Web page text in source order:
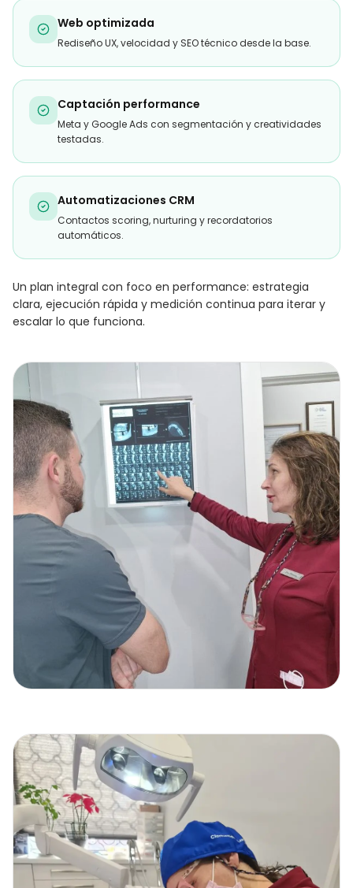
Web optimizada
Rediseño UX, velocidad y SEO técnico desde la base.
Captación performance
Meta y Google Ads con segmentación y creatividades
testadas.
Automatizaciones CRM
Contactos scoring, nurturing y recordatorios
automáticos.
Un plan integral con foco en performance: estrategia
clara, ejecución rápida y medición continua para iterar y
escalar lo que funciona.